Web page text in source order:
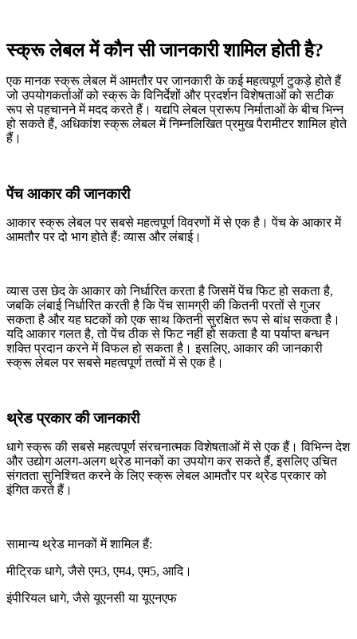
स्क्रू लेबल में कौन सी जानकारी शामिल होती है?
एक मानक स्क्रू लेबल में आमतौर पर जानकारी के कई महत्वपूर्ण टुकड़े होते हैं
जो उपयोगकर्ताओं को स्क्रू के विनिर्देशों और प्रदर्शन विशेषताओं को सटीक
रूप से पहचानने में मदद करते हैं। यद्यपि लेबल प्रारूप निर्माताओं के बीच भिन्न
हो सकते हैं, अधिकांश स्क्रू लेबल में निम्नलिखित प्रमुख पैरामीटर शामिल होते
हैं।
पेंच आकार की जानकारी
आकार स्क्रू लेबल पर सबसे महत्वपूर्ण विवरणों में से एक है। पेंच के आकार में
आमतौर पर दो भाग होते हैं: व्यास और लंबाई।
व्यास उस छेद के आकार को निर्धारित करता है जिसमें पेंच फिट हो सकता है,
जबकि लंबाई निर्धारित करती है कि पेंच सामग्री की कितनी परतों से गुजर
सकता है और यह घटकों को एक साथ कितनी सुरक्षित रूप से बांध सकता है।
यदि आकार गलत है, तो पेंच ठीक से फिट नहीं हो सकता है या पर्याप्त बन्धन
शक्ति प्रदान करने में विफल हो सकता है। इसलिए, आकार की जानकारी
स्क्रू लेबल पर सबसे महत्वपूर्ण तत्वों में से एक है।
थ्रेड प्रकार की जानकारी
धागे स्क्रू की सबसे महत्वपूर्ण संरचनात्मक विशेषताओं में से एक हैं। विभिन्न देश
और उद्योग अलग-अलग थ्रेड मानकों का उपयोग कर सकते हैं, इसलिए उचित
संगतता सुनिश्चित करने के लिए स्क्रू लेबल आमतौर पर थ्रेड प्रकार को
इंगित करते हैं।
सामान्य थ्रेड मानकों में शामिल हैं:
मीट्रिक धागे, जैसे एम3, एम4, एम5, आदि।
इंपीरियल धागे, जैसे यूएनसी या यूएनएफ